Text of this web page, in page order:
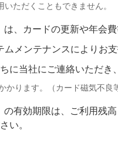
ただくこともできません。
は、カードの更新や年会
メンテナンスによりお支
に当社にご連絡いただき
かります。（カード磁気不良
の有効期限は、ご利用
い。